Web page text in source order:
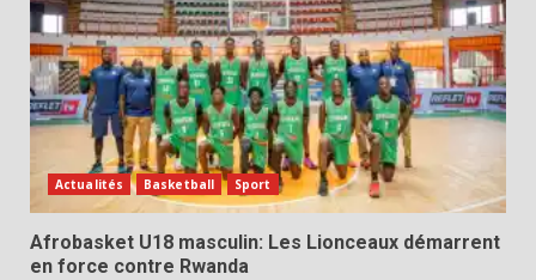
Actualités Basketball Sport
Afrobasket U18 masculin: Les Lionceaux démarrent
en force contre Rwanda